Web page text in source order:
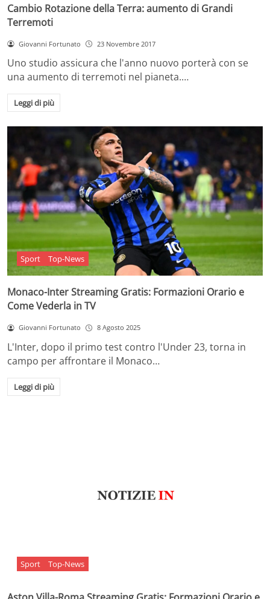
Cambio Rotazione della Terra: aumento di Grandi
Terremoti
Giovanni Fortunato 23 Novembre 2017
Uno studio assicura che l'anno nuovo porterà con se
una aumento di terremoti nel pianeta.…
Leggi di più
Sport Top-News
Monaco-Inter Streaming Gratis: Formazioni Orario e
Come Vederla in TV
Giovanni Fortunato 8 Agosto 2025
L'Inter, dopo il primo test contro l'Under 23, torna in
campo per affrontare il Monaco…
Leggi di più
Sport Top-News